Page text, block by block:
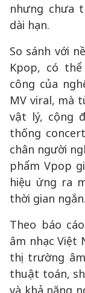
nhưng chưa
dài hạn.
So sánh với
Kpop, có
công của
MV viral, mà
vật lý, cộng
thống
chân người
phẩm Vpop
hiệu ứng ra
thời gian ngắn.
Theo báo
âm nhạc Việt
thị trường
thuật toán,
và khả năng